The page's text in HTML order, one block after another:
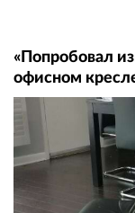
«Попробовал
офисном